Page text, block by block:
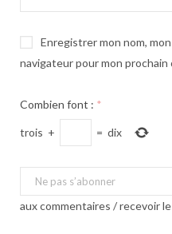
Enregistrer mon nom,
navigateur pour mon prochain
Combien font : *
trois + = dix
aux commentaires / recevoir